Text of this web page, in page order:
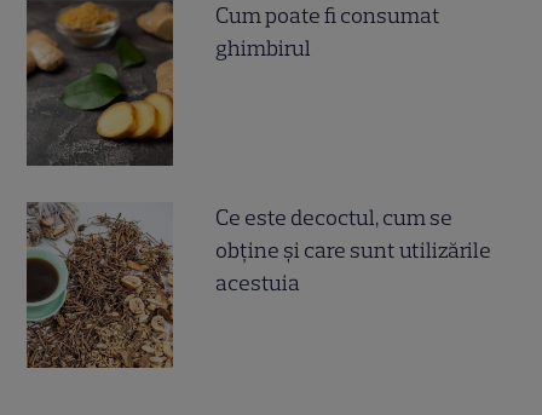
Cum poate fi consumat
ghimbirul
Ce este decoctul, cum se
obţine şi care sunt utilizările
acestuia